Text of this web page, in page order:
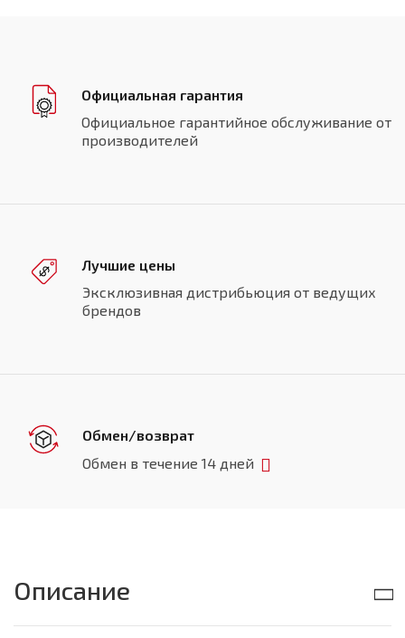
Официальная гарантия
Официальное гарантийное обслуживание от
производителей
Лучшие цены
Эксклюзивная дистрибьюция от ведущих
брендов
Обмен/возврат
Обмен в течение 14 дней
Описание